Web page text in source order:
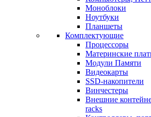
Моноблоки
Ноутбуки
Планшеты
Комплектующие
Процессоры
Материнские
Модули Памяти
Видеокарты
SSD-накопители
Винчестеры
Внешние
racks